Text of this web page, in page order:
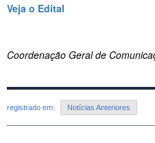
Veja o Edital
Coordenação Geral de
registrado em: Notícias Anteriores